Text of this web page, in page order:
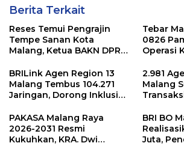
Berita Terkait
Reses Temui Pengrajin
Tempe Sanan Kota
Malang, Ketua BAKN DPR
Diwaduli Naiknya Harga
Bahan Baku Utama
Kedelai
Tebar
0826
Operasi
BRILink Agen Region 13
Malang Tembus 104.271
Jaringan, Dorong Inklusi
2.981
Malang
Makin
PAKASA Malang Raya
2026-2031 Resmi
Kukuhkan, KRA. Dwi
BRI BO
Juta,